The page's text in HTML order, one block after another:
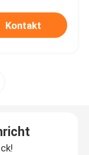
Kontakt